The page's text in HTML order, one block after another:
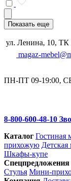
Показать еще
ул. Ленина, 10,
magaz-
ПН-ПТ 09-19:00,
8-800-600-48-10
Каталог Гостиная
прихожую Детская
Шкафы-купе
Спец­предложения
Стулья Мини-